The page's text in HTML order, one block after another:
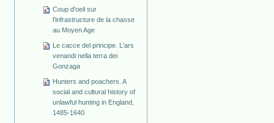
Coup d'oeil sur
l'infrastructure de la chasse
au Moyen Age
Le cacce del principe. L'ars
venandi nella terra dei
Gonzaga
Hunters and poachers. A
social and cultural history of
unlawful hunting in England,
1485-1640